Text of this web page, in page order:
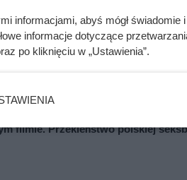
filmie. Przekleństwo polskiej
informacjami, abyś mógł
informacje dotyczące
po kliknięciu w „Ustawienia”.